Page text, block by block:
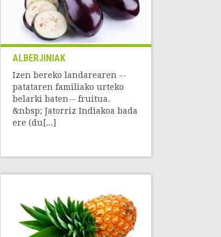
ALBERJINIAK
Izen bereko landarearen --
patataren familiako urteko
belarki baten-- fruitua.
&nbsp; Jatorriz Indiakoa bada
ere (du[...]